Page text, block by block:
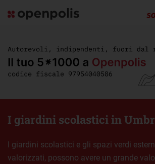
I giardini scolastici in
I giardini scolastici e gli spazi verdi
valorizzati, possono avere un grande